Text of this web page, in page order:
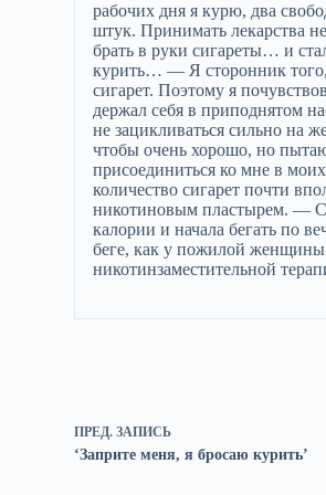
рабочих дня я курю, два
штук. Принимать лекарства
брать в руки сигареты… и
курить… — Я сторонник того,
сигарет. Поэтому я
держал себя в приподнятом
не зацикливаться сильно на
чтобы очень хорошо, но
присоединиться ко мне в
количество сигарет почти
никотиновым пластырем. —
калории и начала бегать по
беге, как у пожилой
никотинзаместительной
ПРЕД.ЗАПИСЬ
‘Заприте меня, я бросаю курить’